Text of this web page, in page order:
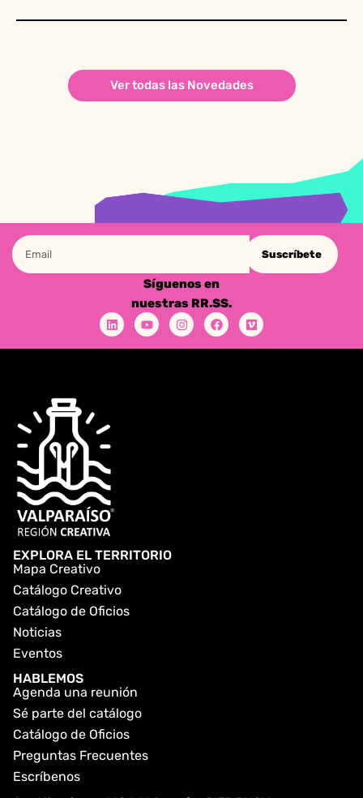
Ver todas las Novedades
Suscríbete
Síguenos en
nuestras RR.SS.
EXPLORA EL TERRITORIO
Mapa Creativo
Catálogo Creativo
Catálogo de Oficios
Noticias
Eventos
HABLEMOS
Agenda una reunión
Sé parte del catálogo
Catálogo de Oficios
Preguntas Frecuentes
Escríbenos